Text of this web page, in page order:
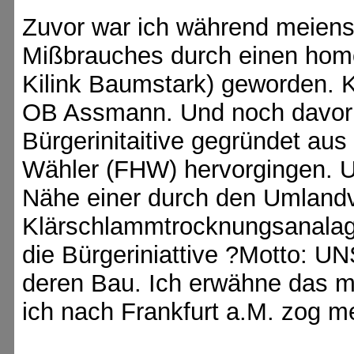
Zuvor war ich während
Mißbrauches durch einen
Kilink Baumstark) geworden.
OB Assmann. Und noch
Bürgerinitaitive gegründet
Wähler (FHW) hervorgingen.
Nähe einer durch den
die Bürgeriniattive ?Motto:
deren Bau. Ich erwähne das
ich nach Frankfurt a.M. zog